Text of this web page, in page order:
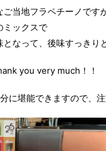
当地フラペチーノですが
ミックスで
なって、後味すっきり
you very much！！
に堪能できますので、